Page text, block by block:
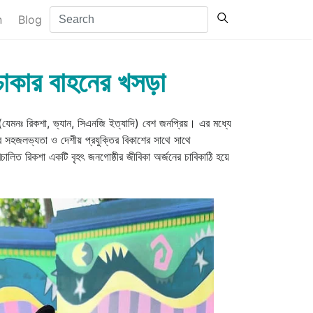
Blog
বাহনের খসড়া
রিকশা, ভ্যান, সিএনজি ইত্যাদি) বেশ জনপ্রিয়। এর মধ্যে
সহজলভ্যতা ও দেশীয় প্রযুক্তির বিকাশের সাথে সাথে
রিকশা একটি বৃহৎ জনগোষ্ঠীর জীবিকা অর্জনের চাবিকাঠি হয়ে